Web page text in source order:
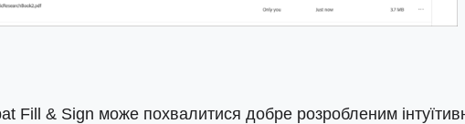
Fill & Sign може похвалитися добре розробленим